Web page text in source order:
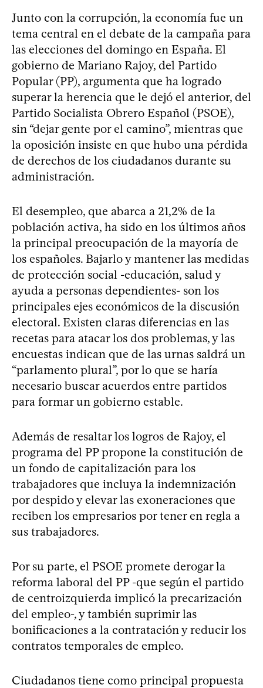
Junto con la corrupción, la economía fue un
tema central en el debate de la campaña para
las elecciones del domingo en España. El
gobierno de Mariano Rajoy, del Partido
Popular (PP), argumenta que ha logrado
superar la herencia que le dejó el anterior, del
Partido Socialista Obrero Español (PSOE),
sin “dejar gente por el camino”, mientras que
la oposición insiste en que hubo una pérdida
de derechos de los ciudadanos durante su
administración.
El desempleo, que abarca a 21,2% de la
población activa, ha sido en los últimos años
la principal preocupación de la mayoría de
los españoles. Bajarlo y mantener las medidas
de protección social -educación, salud y
ayuda a personas dependientes- son los
principales ejes económicos de la discusión
electoral. Existen claras diferencias en las
recetas para atacar los dos problemas, y las
encuestas indican que de las urnas saldrá un
“parlamento plural”, por lo que se haría
necesario buscar acuerdos entre partidos
para formar un gobierno estable.
Además de resaltar los logros de Rajoy, el
programa del PP propone la constitución de
un fondo de capitalización para los
trabajadores que incluya la indemnización
por despido y elevar las exoneraciones que
reciben los empresarios por tener en regla a
sus trabajadores.
Por su parte, el PSOE promete derogar la
reforma laboral del PP -que según el partido
de centroizquierda implicó la precarización
del empleo-, y también suprimir las
bonificaciones a la contratación y reducir los
contratos temporales de empleo.
Ciudadanos tiene como principal propuesta